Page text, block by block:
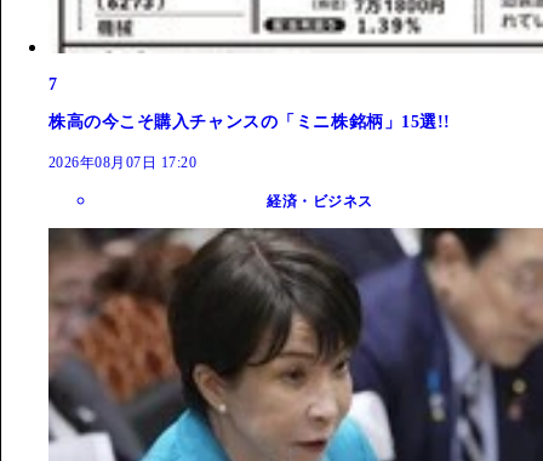
7
株高の今こそ購入チャンスの「ミニ株銘柄」15選!!
2026年08月07日 17:20
経済・ビジネス